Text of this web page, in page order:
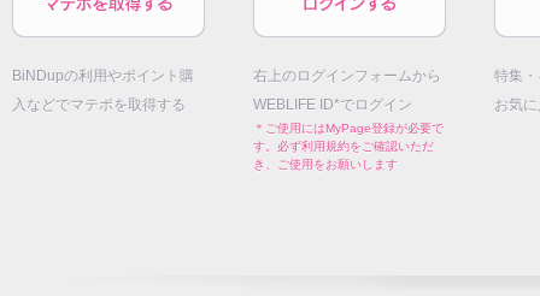
BiNDupの利用やポイント購
入などでマテポを取得する
右上のログインフォームから
WEBLIFE ID*でログイン
＊ご使用にはMyPage登録が必要で
す。必ず利用規約をご確認いただ
き、ご使用をお願いします
特集
お気